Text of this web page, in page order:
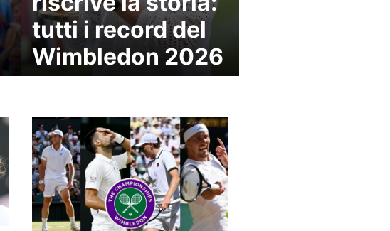
tutti i record del
Wimbledon 2026